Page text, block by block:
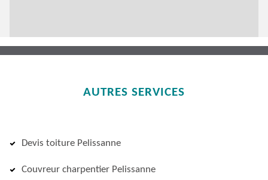
AUTRES SERVICES
Devis toiture Pelissanne
Couvreur charpentier Pelissanne